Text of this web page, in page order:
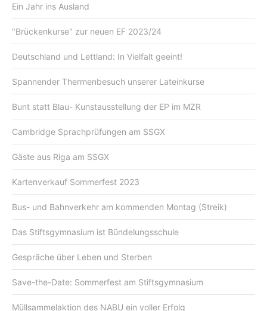
Ein Jahr ins Ausland
"Brückenkurse" zur neuen EF 2023/24
Deutschland und Lettland: In Vielfalt geeint!
Spannender Thermenbesuch unserer Lateinkurse
Bunt statt Blau- Kunstausstellung der EP im MZR
Cambridge Sprachprüfungen am SSGX
Gäste aus Riga am SSGX
Kartenverkauf Sommerfest 2023
Bus- und Bahnverkehr am kommenden Montag (Streik)
Das Stiftsgymnasium ist Bündelungsschule
Gespräche über Leben und Sterben
Save-the-Date: Sommerfest am Stiftsgymnasium
Müllsammelaktion des NABU ein voller Erfolg